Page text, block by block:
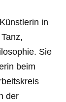
in
Sie
beim
der